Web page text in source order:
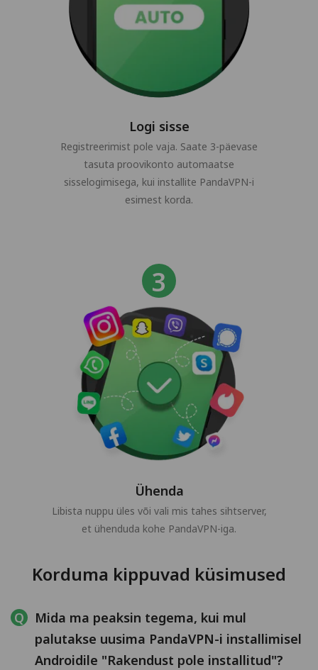
Logi sisse
Registreerimist pole vaja. Saate 3-päevase
tasuta proovikonto automaatse
sisselogimisega, kui installite PandaVPN-i
esimest korda.
Ühenda
Libista nuppu üles või vali mis tahes sihtserver,
et ühenduda kohe PandaVPN-iga.
Korduma kippuvad küsimused
Mida ma peaksin tegema, kui mul
palutakse uusima PandaVPN-i installimisel
Androidile "Rakendust pole installitud"?